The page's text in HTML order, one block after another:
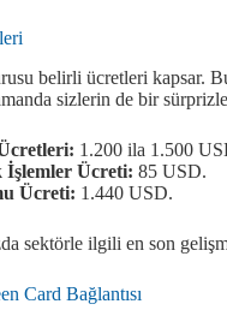
belirli ücretleri kapsar.
sizlerin de bir
1.200 ila 1.500
Ücreti: 85 USD.
Ücreti: 1.440 USD.
sektörle ilgili en son
Card Bağlantısı